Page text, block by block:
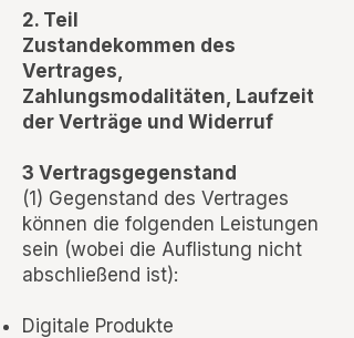
2. Teil
Zustandekommen des
Vertrages,
Zahlungsmodalitäten, Laufzeit
der Verträge und Widerruf
3 Vertragsgegenstand
(1) Gegenstand des Vertrages
können die folgenden Leistungen
sein (wobei die Auflistung nicht
abschließend ist):
Digitale Produkte